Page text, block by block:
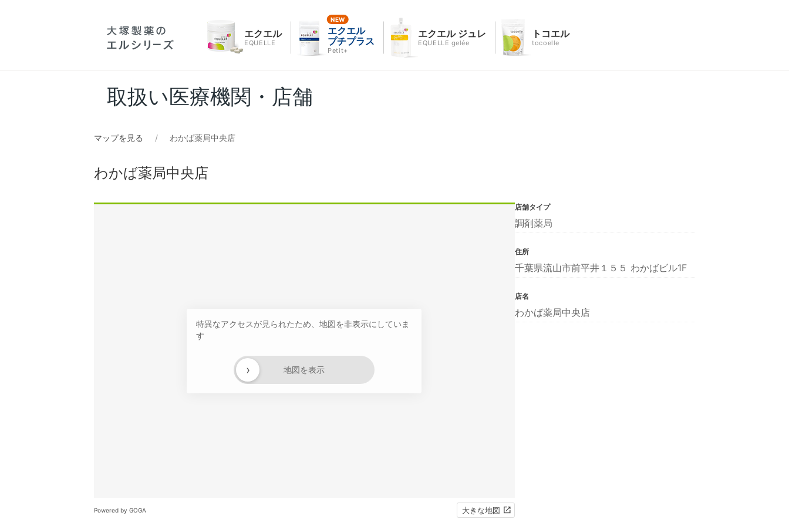
エクエル
EQUELLE
エクエル
プチプラス
Petit+
エクエル ジュレ
EQUELLE gelée
トコエル
tocoelle
取扱い医療機関・店舗
マップを見る わかば薬局中央店
わかば薬局中央店
特異なアクセスが見られたため、地図を非表示にしていま
す
地図を表示
›
Powered by GOGA 大きな地図
店舗タイプ
調剤薬局
住所
千葉県流山市前平井１５５ わかばビル1F
店名
わかば薬局中央店